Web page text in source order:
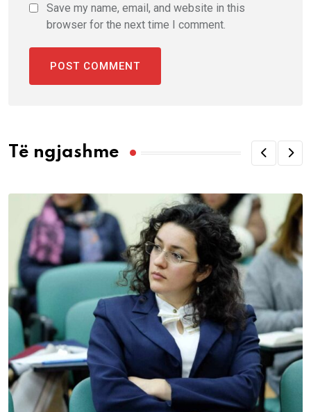
Save my name, email, and website in this
browser for the next time I comment.
Të ngjashme